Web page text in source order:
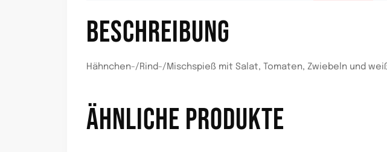
BESCHREIBUNG
Hähnchen-/Rind-/Mischspieß mit Salat, Tomaten, Zwiebeln und
ÄHNLICHE PRODUKTE